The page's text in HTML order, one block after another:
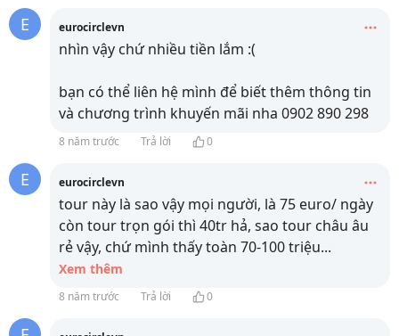
E eurocirclevn
nhìn vậy chứ nhiều tiền lắm :(
bạn có thể liên hệ mình để biết thêm thông tin
và chương trình khuyến mãi nha 0902 890 298
8 năm trước Trả lời 0
E eurocirclevn
tour này là sao vậy mọi người, là 75 euro/ ngày
còn tour trọn gói thì 40tr hả, sao tour châu âu
rẻ vậy, chứ mình thấy toàn 70-100 triệu...
Xem thêm
8 năm trước Trả lời 0